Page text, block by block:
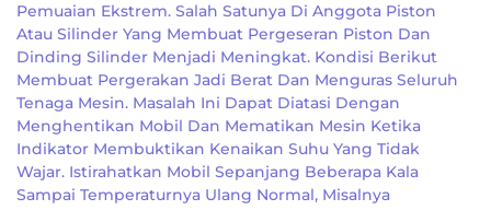
Pemuaian Ekstrem. Salah Satunya Di Anggota Piston
Atau Silinder Yang Membuat Pergeseran Piston Dan
Dinding Silinder Menjadi Meningkat. Kondisi Berikut
Membuat Pergerakan Jadi Berat Dan Menguras Seluruh
Tenaga Mesin. Masalah Ini Dapat Diatasi Dengan
Menghentikan Mobil Dan Mematikan Mesin Ketika
Indikator Membuktikan Kenaikan Suhu Yang Tidak
Wajar. Istirahatkan Mobil Sepanjang Beberapa Kala
Sampai Temperaturnya Ulang Normal, Misalnya